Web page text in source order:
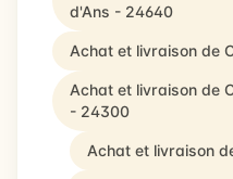
d'Ans - 24640
Achat et livraison de
Achat et livraison de
- 24300
Achat et livraison